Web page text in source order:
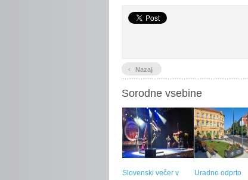
‹ Nazaj
Sorodne vsebine
Slovenski večer v
Uradno odprto